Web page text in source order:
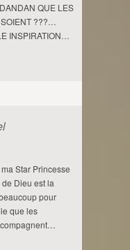
QUE LES
???…
INSPIRATION…
Star Princesse
de Dieu est la
pour
que les